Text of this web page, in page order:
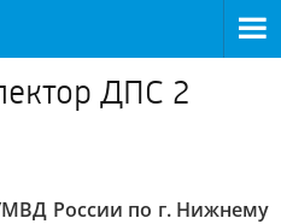
ДПС 2
России по г. Нижнему